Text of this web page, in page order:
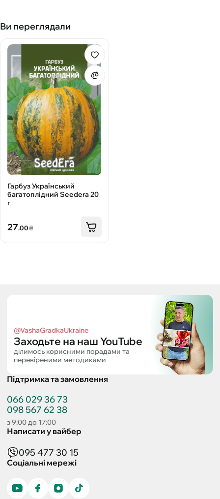
Ви переглядали
Гарбуз Український
багатоплідний Seedera 20
г
27.00₴
@VashaGradkaUkraine
Заходьте на наш YouTube
ділимось корисними порадами та
перевіреними методиками
Підтримка та замовлення
066 029 36 73
098 567 62 38
з 9:00 до 17:00
Написати у вайбер
095 477 30 15
Соціальні мережі